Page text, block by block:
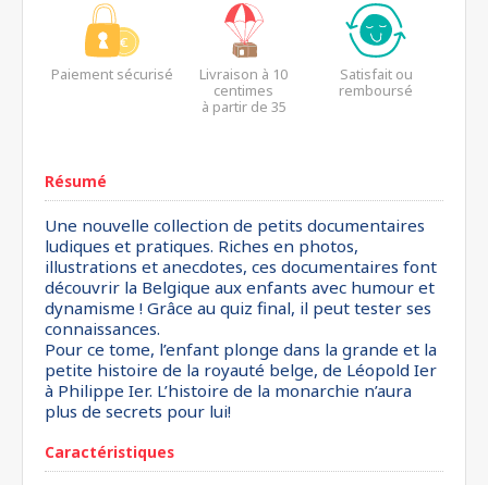
Paiement sécurisé
Livraison à 10
centimes
à partir de 35
Satisfait ou
remboursé
Résumé
Une nouvelle collection de petits documentaires
ludiques et pratiques. Riches en photos,
illustrations et anecdotes, ces documentaires font
découvrir la Belgique aux enfants avec humour et
dynamisme ! Grâce au quiz final, il peut tester ses
connaissances.
Pour ce tome, l’enfant plonge dans la grande et la
petite histoire de la royauté belge, de Léopold Ier
à Philippe Ier. L’histoire de la monarchie n’aura
plus de secrets pour lui!
Caractéristiques